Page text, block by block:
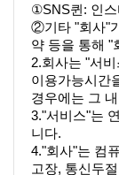
①SNS퀸 : 인
②기타 "회사"
약 등을 통해 "
2.회사는 "서
이용가능시간
경우에는 그
3."서비스"는
니다.
4."회사"는 컴
고장, 통신두